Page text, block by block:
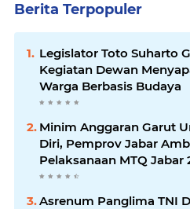
Berita Terpopuler
Legislator Toto Suharto
Kegiatan Dewan
Warga Berbasis Budaya
Minim Anggaran Garut
Diri, Pemprov Jabar
Pelaksanaan MTQ Jabar
Asrenum Panglima TNI